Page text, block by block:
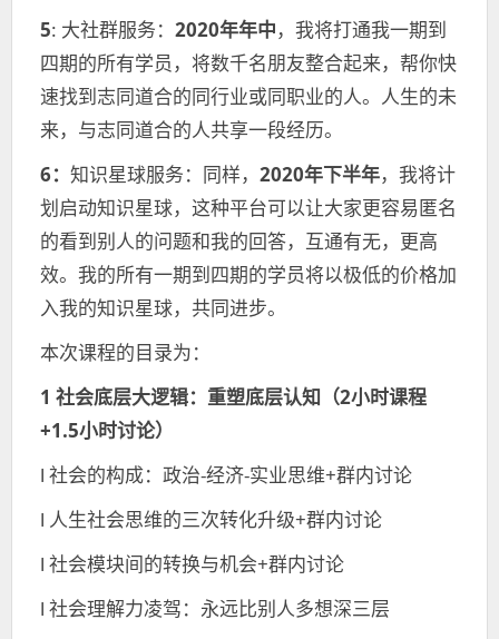
5: 大社群服务： 2020年年中，我将打通我一期到
四期的所有学员，将数千名朋友整合起来，帮你快
速找到志同道合的同行业或同职业的人。人生的未
来，与志同道合的人共享一段经历。
6： 知识星球服务：同样， 2020年下半年，我将计
划启动知识星球，这种平台可以让大家更容易匿名
的看到别人的问题和我的回答，互通有无，更高
效。我的所有一期到四期的学员将以极低的价格加
入我的知识星球，共同进步。
本次课程的目录为：
1 社会底层大逻辑： 重塑底层认知（2小时课程
+1.5小时讨论）
l 社会的构成：政治-经济-实业思维+群内讨论
l 人生社会思维的三次转化升级+群内讨论
l 社会模块间的转换与机会+群内讨论
l 社会理解力凌驾：永远比别人多想深三层